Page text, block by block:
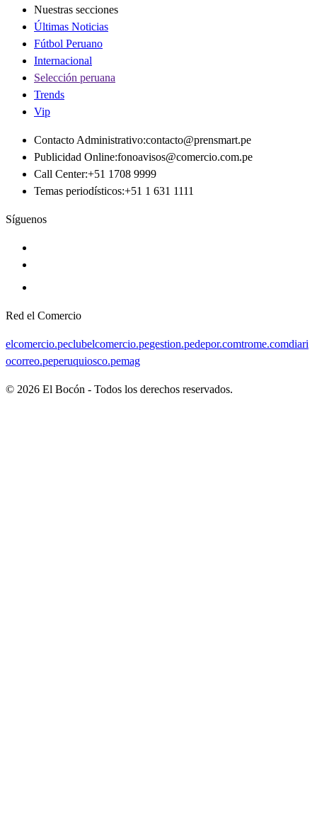
Nuestras secciones
Últimas Noticias
Fútbol Peruano
Internacional
Selección peruana
Trends
Vip
Contacto Administrativo:contacto@prensmart.pe
Publicidad Online:fonoavisos@comercio.com.pe
Call Center:+51 1708 9999
Temas periodísticos:+51 1 631 1111
Síguenos
Red el Comercio
elcomercio.peclubelcomercio.pegestion.pedepor.comtrome.comdiari
ocorreo.peperuquiosco.pemag
© 2026 El Bocón - Todos los derechos reservados.